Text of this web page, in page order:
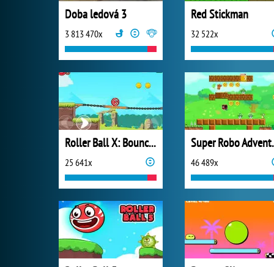
Doba ledová 3
3 813 470x
Red Stickman
32 522x
Roller Ball X: Bounce Ball
25 641x 46 489x